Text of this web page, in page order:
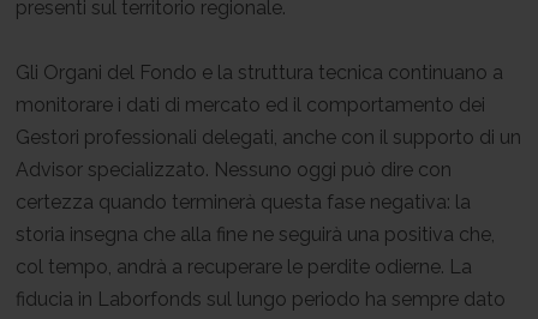
presenti sul territorio regionale.
Gli Organi del Fondo e la struttura tecnica continuano a
monitorare i dati di mercato ed il comportamento dei
Gestori professionali delegati, anche con il supporto di un
Advisor specializzato. Nessuno oggi può dire con
certezza quando terminerà questa fase negativa: la
storia insegna che alla fine ne seguirà una positiva che,
col tempo, andrà a recuperare le perdite odierne. La
fiducia in Laborfonds sul lungo periodo ha sempre dato